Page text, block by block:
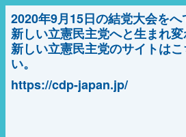
2020年9月15日の結党大会をへ
新しい立憲民主党へと生まれ変
新しい立憲民主党のサイトは
い。
https://cdp-japan.jp/